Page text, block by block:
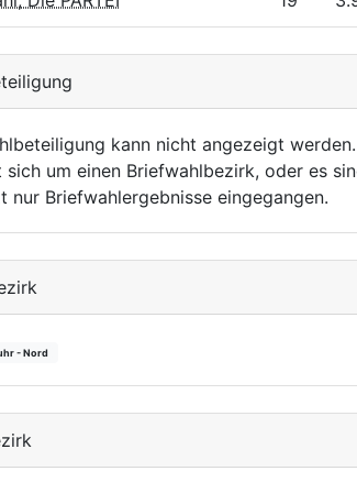
kann nicht angezeigt
sich um einen Briefwahlbezirk, oder es
nur Briefwahlergebnisse eingegangen.
- Nord